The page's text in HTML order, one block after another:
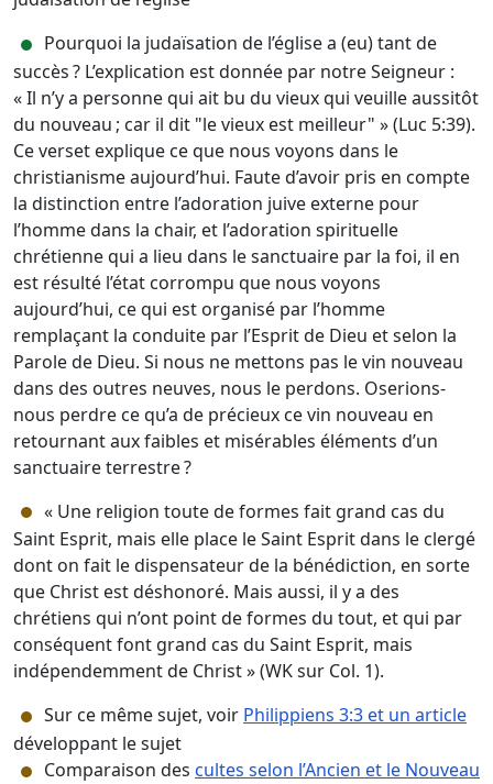
Pourquoi la judaïsation de l’église a (eu) tant de
succès ? L’explication est donnée par notre Seigneur :
« Il n’y a personne qui ait bu du vieux qui veuille aussitôt
du nouveau ; car il dit "le vieux est meilleur" » (Luc 5:39).
Ce verset explique ce que nous voyons dans le
christianisme aujourd’hui. Faute d’avoir pris en compte
la distinction entre l’adoration juive externe pour
l’homme dans la chair, et l’adoration spirituelle
chrétienne qui a lieu dans le sanctuaire par la foi, il en
est résulté l’état corrompu que nous voyons
aujourd’hui, ce qui est organisé par l’homme
remplaçant la conduite par l’Esprit de Dieu et selon la
Parole de Dieu. Si nous ne mettons pas le vin nouveau
dans des outres neuves, nous le perdons. Oserions-
nous perdre ce qu’a de précieux ce vin nouveau en
retournant aux faibles et misérables éléments d’un
sanctuaire terrestre ?
« Une religion toute de formes fait grand cas du
Saint Esprit, mais elle place le Saint Esprit dans le clergé
dont on fait le dispensateur de la bénédiction, en sorte
que Christ est déshonoré. Mais aussi, il y a des
chrétiens qui n’ont point de formes du tout, et qui par
conséquent font grand cas du Saint Esprit, mais
indépendemment de Christ » (WK sur Col. 1).
Sur ce même sujet, voir Philippiens 3:3 et un article
développant le sujet
Comparaison des cultes selon l’Ancien et le Nouveau